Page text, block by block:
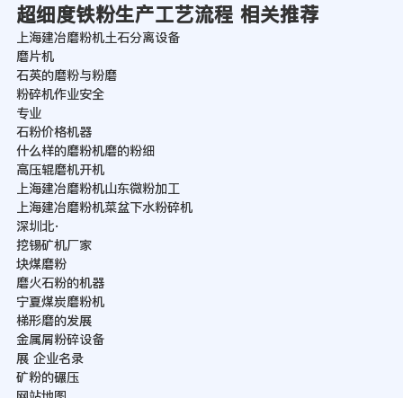
超细度铁粉生产工艺流程 相关推荐
上海建冶磨粉机土石分离设备
磨片机
石英的磨粉与粉磨
粉碎机作业安全
专业
石粉价格机器
什么样的磨粉机磨的粉细
高压辊磨机开机
上海建冶磨粉机山东微粉加工
上海建冶磨粉机菜盆下水粉碎机
深圳北·
挖锡矿机厂家
块煤磨粉
磨火石粉的机器
宁夏煤炭磨粉机
梯形磨的发展
金属屑粉碎设备
展 企业名录
矿粉的碾压